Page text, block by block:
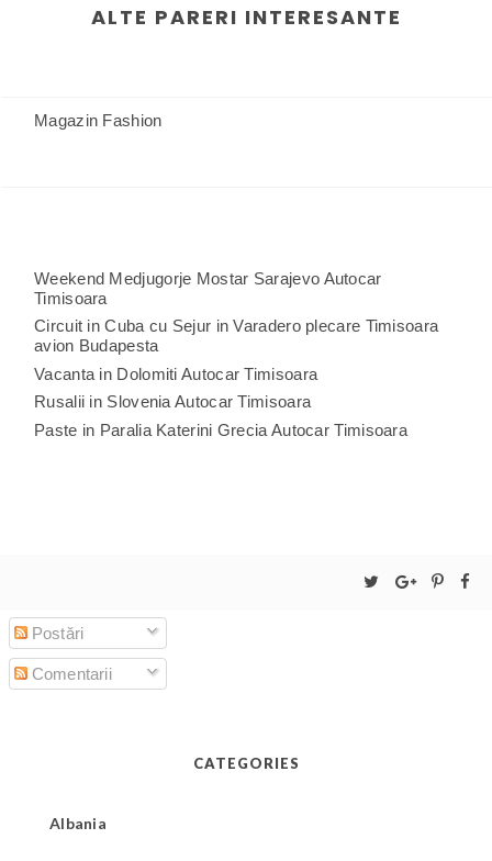
ALTE PARERI INTERESANTE
Magazin Fashion
Weekend Medjugorje Mostar Sarajevo Autocar
Timisoara
Circuit in Cuba cu Sejur in Varadero plecare Timisoara
avion Budapesta
Vacanta in Dolomiti Autocar Timisoara
Rusalii in Slovenia Autocar Timisoara
Paste in Paralia Katerini Grecia Autocar Timisoara
Postări
Comentarii
CATEGORIES
Albania